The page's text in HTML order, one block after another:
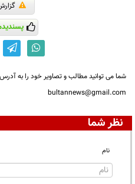
شما می توانید مطالب و تصاویر خود را به آدرس
bultannews@gmail.com
نظر شما
نام